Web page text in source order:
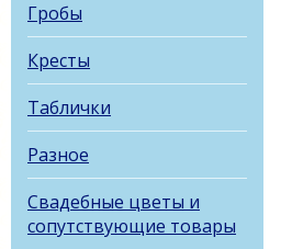
Гробы
Кресты
Таблички
Разное
Свадебные цветы и
сопутствующие товары